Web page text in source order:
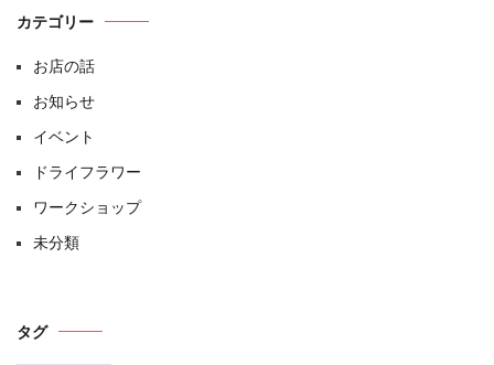
カテゴリー
お店の話
お知らせ
イベント
ドライフラワー
ワークショップ
未分類
タグ